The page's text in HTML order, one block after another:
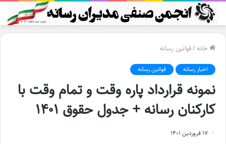
خانه/قوانین رسانه
اخبار رسانه قوانین رسانه
نمونه قرارداد پاره وقت و تمام وقت با
کارکنان رسانه + جدول حقوق ۱۴۰۱
۱۷ فروردین ۱۴۰۱